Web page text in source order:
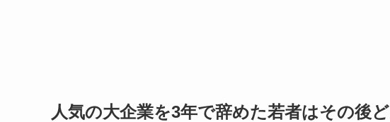
人気の大企業を3年で辞めた若者はその後